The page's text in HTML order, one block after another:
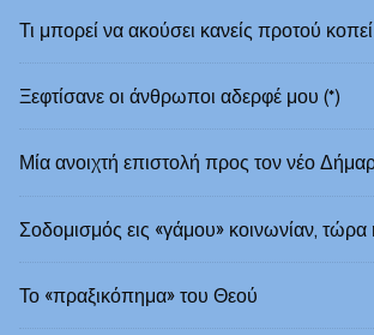
Τι μπορεί να ακούσει κανείς προτού
Ξεφτίσανε οι άνθρωποι αδερφέ μου (*)
Μία ανοιχτή επιστολή προς τον νέο
Σοδομισμός εις «γάμου» κοινωνίαν,
Το «πραξικόπημα» του Θεού